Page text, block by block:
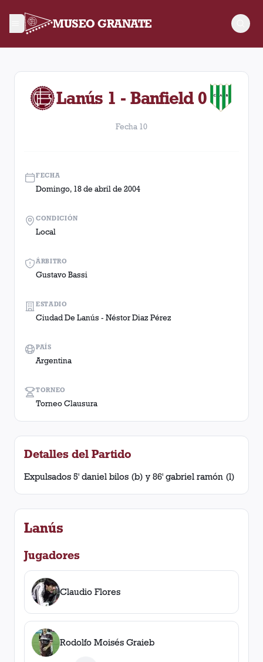
MUSEO GRANATE
Fecha 10. Partido entre Lanús y Banfield disputado el
Lanús 1 - Banfield 0
Fecha 10
FECHA
Domingo, 18 de abril de 2004
ÁRBITRO
Gustavo Bassi
TORNEO
Torneo Clausura
CONDICIÓN
Local
ESTADIO
Ciudad De Lanús - Néstor Diaz Pérez
PAÍS
Argentina
Detalles del Partido
Expulsados 5' daniel bilos (b) y 86' gabriel ramón (l)
Lanús
Jugadores
Claudio Flores
Rodolfo Moisés Graieb